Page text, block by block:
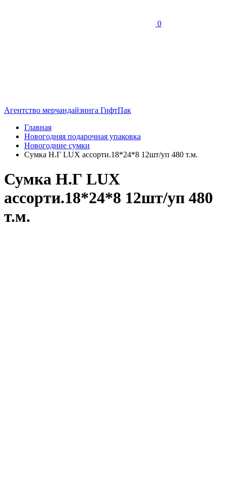
0
Агентство мерчандайзинга ГифтПак
Главная
Новогодняя подарочная упаковка
Новогодние сумки
Сумка Н.Г LUX ассорти.18*24*8 12шт/уп 480 т.м.
Сумка Н.Г LUX
ассорти.18*24*8 12шт/уп 480
т.м.